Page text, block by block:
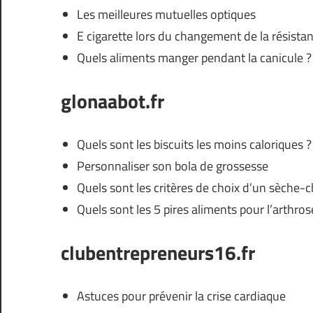
Les meilleures mutuelles optiques
E cigarette lors du changement de la
Quels aliments manger pendant la canicule ?
glonaabot.fr
Quels sont les biscuits les moins caloriques ?
Personnaliser son bola de grossesse
Quels sont les critères de choix d’un sèche-
Quels sont les 5 pires aliments pour
clubentrepreneurs16.fr
Astuces pour prévenir la crise cardiaque